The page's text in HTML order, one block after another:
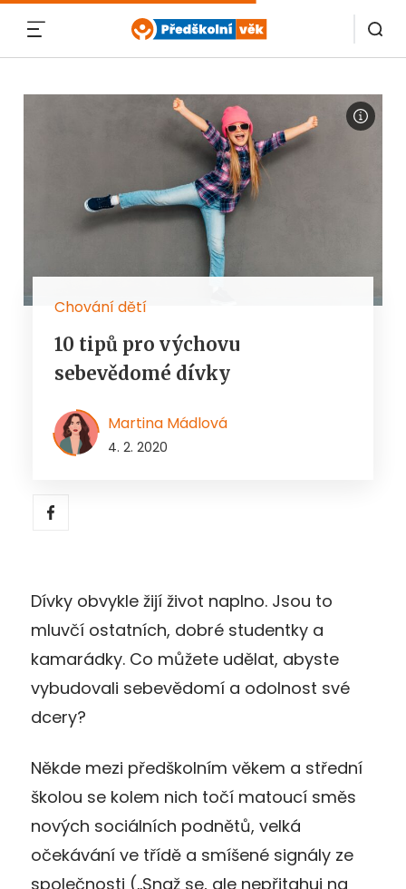
Chování dětí
10 tipů pro výchovu
sebevědomé dívky
Martina Mádlová
4. 2. 2020
Dívky obvykle žijí život naplno. Jsou to
mluvčí ostatních, dobré studentky a
kamarádky. Co můžete udělat, abyste
vybudovali sebevědomí a odolnost své
dcery?
Někde mezi předškolním věkem a střední
školou se kolem nich točí matoucí směs
nových sociálních podnětů, velká
očekávání ve třídě a smíšené signály ze
společnosti („Snaž se, ale nepřitahuj na